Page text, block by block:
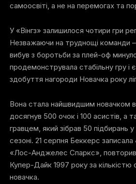
самоосвіті, а не на перемогах та
У «Вінгз» залишилося чотири гри
Незважаючи на труднощі команди
вибув з боротьби за плей-оф
продемонструвала стабільну гру і
здобуття нагороди Новачка року
Вона стала найшвидшим новачком в
досягнув 500 очок і 100 асистів, а
гравцем, який зібрав 50 підбирань
сезоні. 21 серпня Беккерс записала
«Лос-Анджелес Спаркс»,
Купер-Дайк 1997 року за кількістю
новачка.